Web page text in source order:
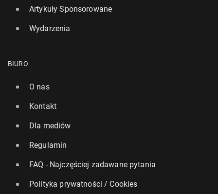
Artykuły Sponsorowane
Wydarzenia
BIURO
O nas
Kontakt
Dla mediów
Regulamin
FAQ - Najczęściej zadawane pytania
Polityka prywatności / Cookies